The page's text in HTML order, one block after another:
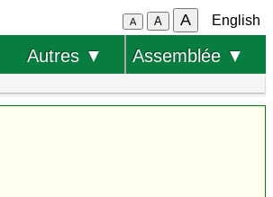
A A A English
Autres ▼ Assemblée ▼